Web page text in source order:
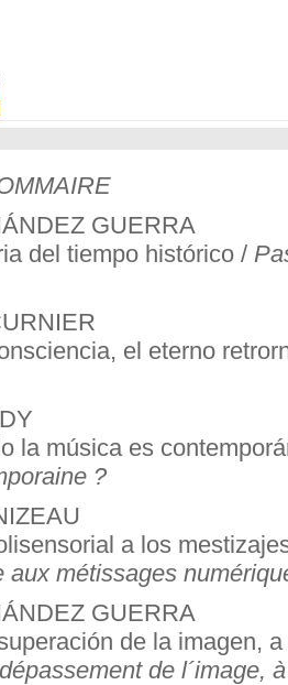
GUERRA
del tiempo histórico /
el eterno
la música es
?
a los
aux métissages
GUERRA
de la imagen,
de l´image,